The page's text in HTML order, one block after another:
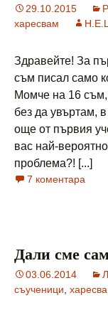
29.10.2015
харесвам
Здравейте! За
съм писал само
Момче на 16 съм,
без да увъртам,
още от първия
вас най-
проблема?! [...]
7 коментара
Дали сме
03.06.2014
съученици харесва